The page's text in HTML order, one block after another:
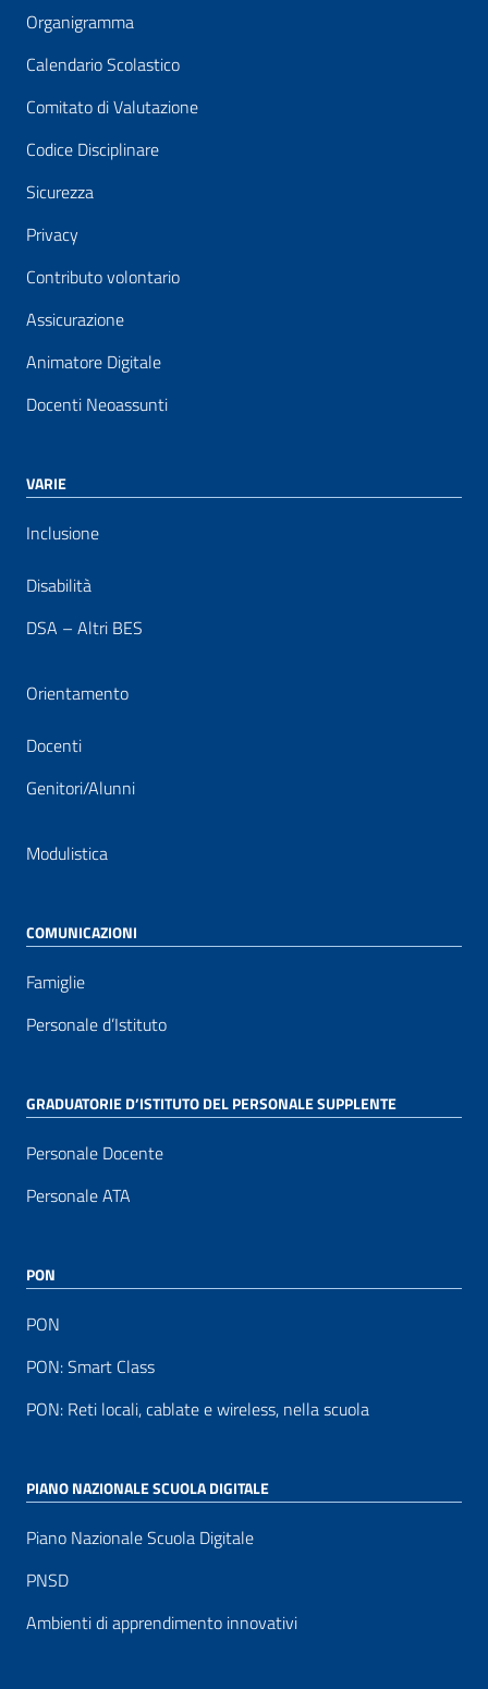
Organigramma
Calendario Scolastico
Comitato di Valutazione
Codice Disciplinare
Sicurezza
Privacy
Contributo volontario
Assicurazione
Animatore Digitale
Docenti Neoassunti
VARIE
Inclusione
Disabilità
DSA – Altri BES
Orientamento
Docenti
Genitori/Alunni
Modulistica
COMUNICAZIONI
Famiglie
Personale d’Istituto
GRADUATORIE D’ISTITUTO DEL PERSONALE SUPPLENTE
Personale Docente
Personale ATA
PON
PON
PON: Smart Class
PON: Reti locali, cablate e wireless, nella scuola
PIANO NAZIONALE SCUOLA DIGITALE
Piano Nazionale Scuola Digitale
PNSD
Ambienti di apprendimento innovativi